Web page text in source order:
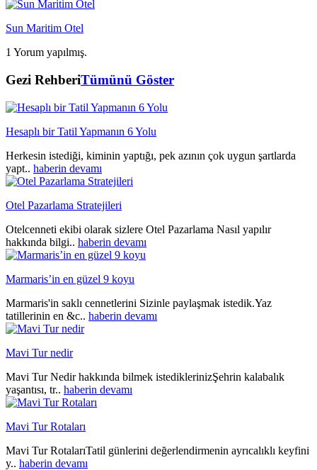
Sun Maritim Otel
1 Yorum yapılmış.
Gezi RehberiTümünü Göster
Hesaplı bir Tatil Yapmanın 6 Yolu
Herkesin istediği, kiminin yaptığı, pek azının çok uygun şartlarda
yapt.. haberin devamı
Otel Pazarlama Stratejileri
Otelcenneti ekibi olarak sizlere Otel Pazarlama Nasıl yapılır
hakkında bilgi.. haberin devamı
Marmaris’in en güzel 9 koyu
Marmaris'in saklı cennetlerini Sizinle paylaşmak istedik.Yaz
tatillerinin en &c.. haberin devamı
Mavi Tur nedir
Mavi Tur Nedir hakkında bilmek istediklerinizŞehrin kalabalık
yaşantısı, tr.. haberin devamı
Mavi Tur Rotaları
Mavi Tur RotalarıTatil günlerini değerlendirmenin ayrıcalıklı keyfini
y.. haberin devamı